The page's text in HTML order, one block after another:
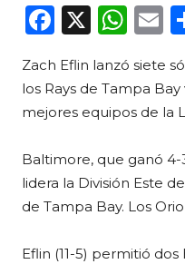
F
c
e
o
o
k
X
W
a
ts
p
p
E
l
Zach Eflin lanzó siete
los Rays de Tampa
mejores equipos de la
Baltimore, que ganó
lidera la División Este
de Tampa Bay. Los
Eflin (11-5) permitió